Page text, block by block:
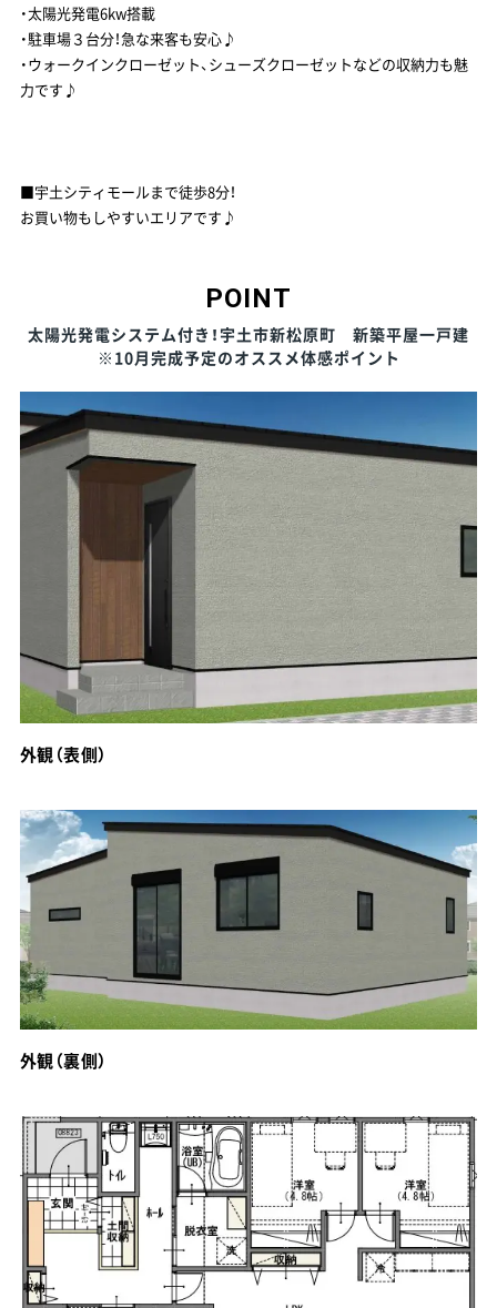
・太陽光発電6kw搭載
・駐車場３台分！急な来客も安心♪
・ウォークインクローゼット、シューズクローゼットなどの収納力も魅
力です♪
■宇土シティモールまで徒歩8分！
お買い物もしやすいエリアです♪
POINT
太陽光発電システム付き！宇土市新松原町 新築平屋一戸建
※10月完成予定のオススメ体感ポイント
外観（表側）
外観（裏側）